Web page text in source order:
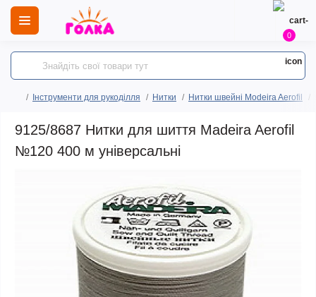
0
Інструменти для рукоділля Нитки Нитки швейні Modeira Aerofil
9125/8687 Нитки для шиття Madeira Aerofil
№120 400 м універсальні